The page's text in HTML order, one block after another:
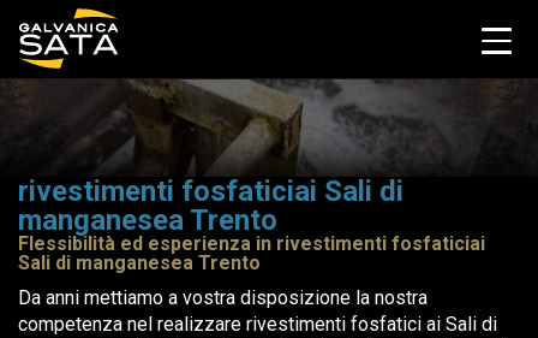
rivestimenti fosfaticiai Sali di
manganesea Trento
Flessibilità ed esperienza in rivestimenti fosfaticiai
Sali di manganesea Trento
Da anni mettiamo a vostra disposizione la nostra
competenza nel realizzare rivestimenti fosfatici ai Sali di